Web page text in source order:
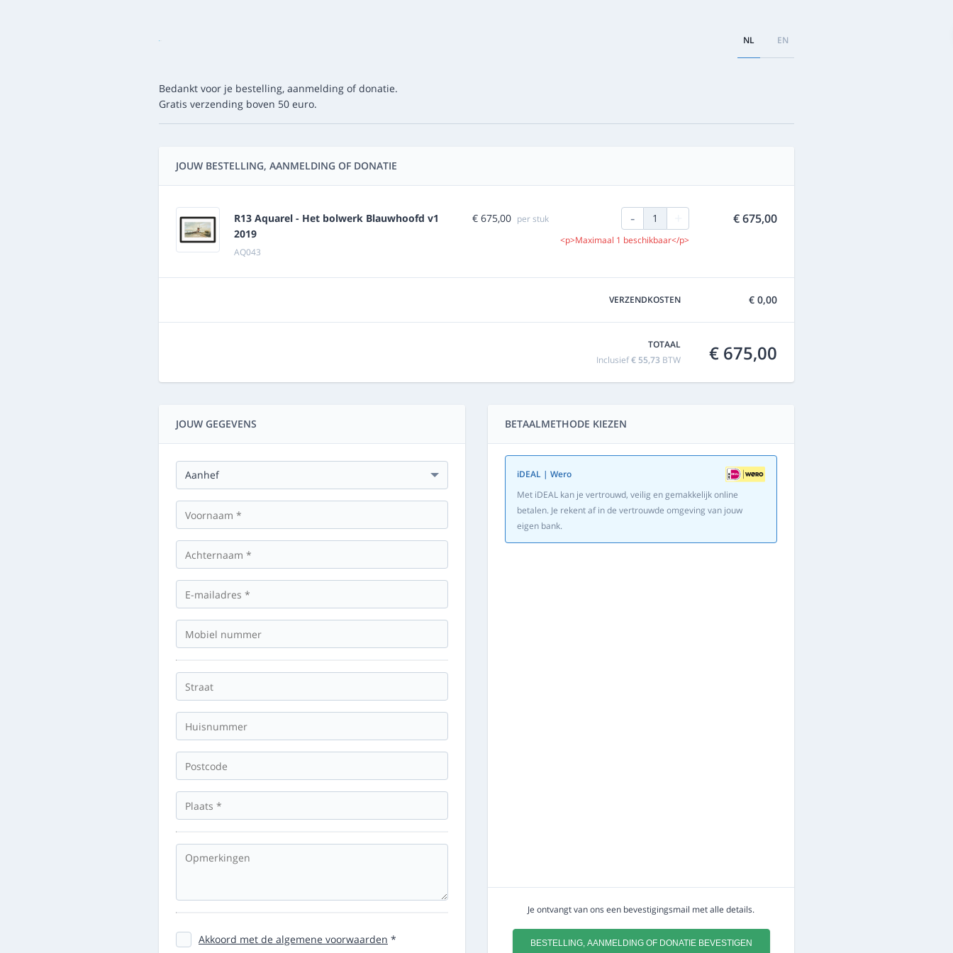
NL EN
Bedankt voor je bestelling, aanmelding of donatie.
Gratis verzending boven 50 euro.
JOUW BESTELLING, AANMELDING OF DONATIE
R13 Aquarel - Het bolwerk Blauwhoofd v1
2019
AQ043
€ 675,00 per stuk - 1
<p>Maximaal 1 beschikbaar</p>
€ 675,00
VERZENDKOSTEN € 0,00
TOTAAL
Inclusief€ 55,73 BTW € 675,00
JOUW GEGEVENS
Akkoord met de algemene voorwaarden *
BETAALMETHODE KIEZEN
iDEAL | Wero
Met iDEAL kan je vertrouwd, veilig en gemakkelijk online
betalen. Je rekent af in de vertrouwde omgeving van jouw
eigen bank.
Je ontvangt van ons een bevestigingsmail met alle details.
BESTELLING, AANMELDING OF DONATIE BEVESTIGEN